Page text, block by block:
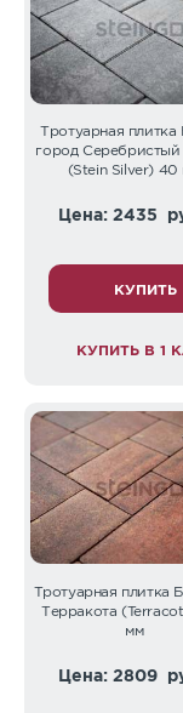
Тротуарная
город Серебристый
(Stein Silver) 40
Цена: 2435
КУПИТЬ
КУПИТЬ В 1
Тротуарная плитка
Терракота
мм
Цена: 2809